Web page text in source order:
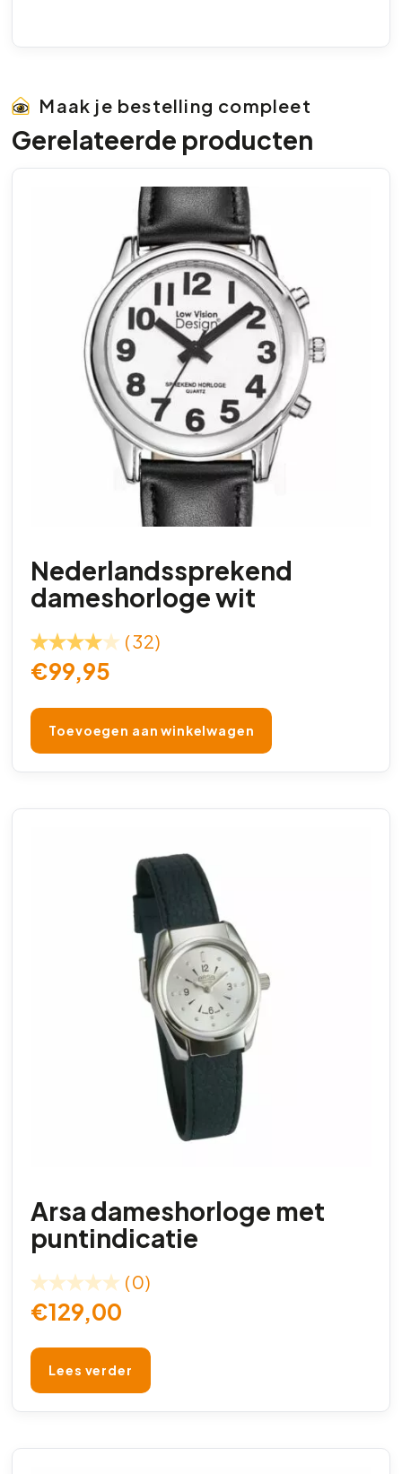
Maak je bestelling compleet
Gerelateerde producten
Nederlandssprekend
dameshorloge wit
(32)
€99,95
Toevoegen aan winkelwagen
Arsa dameshorloge met
puntindicatie
(0)
€129,00
Lees verder